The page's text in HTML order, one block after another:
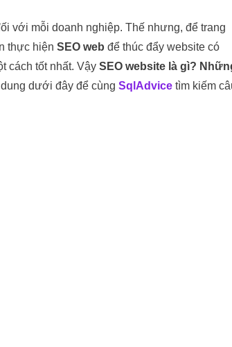
với mỗi doanh nghiệp. Thế nhưng, để trang
thực hiện SEO web để thúc đẩy website có
cách tốt nhất. Vậy SEO website là gì?
dưới đây để cùng SqlAdvice tìm kiếm